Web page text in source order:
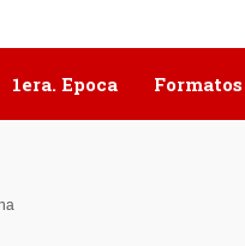
1era. Epoca Formatos